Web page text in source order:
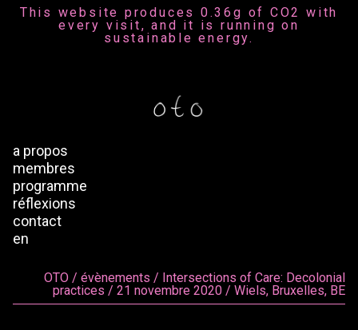
This website produces 0.36g of CO2 with
every visit, and it is running on
sustainable energy.
a propos
membres
programme
réflexions
contact
en
OTO / évènements / Intersections of Care: Decolonial
practices / 21 novembre 2020 / Wiels, Bruxelles, BE